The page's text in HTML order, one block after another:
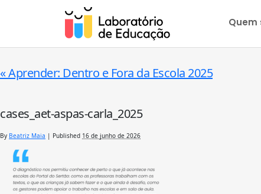
Quem
«Aprender: Dentro e Fora da Escola 2025
cases_aet-aspas-carla_2025
By Beatriz Maia | Published 16 de junho de 2026